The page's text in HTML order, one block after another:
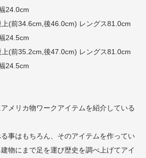
24.0cm
(前34.6cm,後46.0cm) レングス81.0cm
24.5cm
(前35.2cm,後47.0cm) レングス81.0cm
24.5cm
メリカ物ワークアイテムを紹介している
事はもちろん、そのアイテムを作ってい
物にまで足を運び歴史を調べ上げてアイ